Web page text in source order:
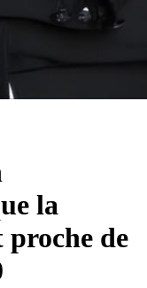
la
proche de